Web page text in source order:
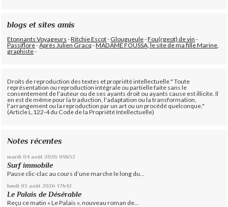
blogs et sites amis
Etonnants Voyageurs -Ritchie Escot-Glougueule-Fou(rgeot) de vin -
Passiflore-Après Julien Gracq-MADAME FOUSSA, le site de ma fille Marine,
graphiste-
Droits de reproduction des textes et propriété intellectuelle " Toute
représentation ou reproduction intégrale ou partielle faite sans le
consentement de l'auteur ou de ses ayants droit ou ayants cause est illicite. Il
en est de même pour la traduction, l'adaptation ou la transformation,
l'arrangement ou la reproduction par un art ou un procédé quelconque."
(Article L.122-4 du Code de la Propriété Intellectuelle)
Notes récentes
mardi 04 août 2026 09h52
Surf immobile
Pause clic-clac au cours d’une marche le long du...
lundi 03 août 2026 17h42
Le Palais de Désérable
Reçu ce matin « Le Palais », nouveau roman de...